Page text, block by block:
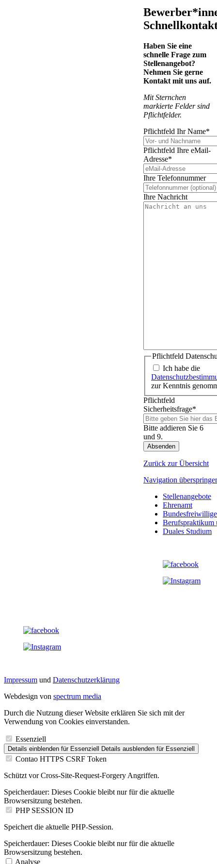
Haben Sie eine
schnelle Frage zum
Stellenangebot?
Nehmen Sie gerne
Kontakt mit uns auf.
Mit Sternchen
markierte Felder sind
Pflichtfelder.
Pflichtfeld Ihr Name*
Pflichtfeld Ihre eMail-
Adresse*
Ihre Telefonnummer
Ihre Nachricht
Pflichtfeld
Ich habe die
zur Kenntnis
Pflichtfeld
Sicherheitsfrage*
Bitte addieren Sie 6
und 9.
Absenden
Zurück zur Übersicht
Navigation
Stellenangebote
Ehrenamt
Berufspraktikum
Duales Studium
Impressum und Datenschutzerklärung
Webdesign von spectrum media
Durch die Nutzung dieser Website erklären Sie sich mit der
Verwendung von Cookies einverstanden.
Essenziell
Details einblenden für Essenziell Details ausblenden für Essenziell
Contao HTTPS CSRF Token
Schützt vor Cross-Site-Request-Forgery Angriffen.
Speicherdauer: Dieses Cookie bleibt nur für die aktuelle
Browsersitzung bestehen.
PHP SESSION ID
Speichert die aktuelle PHP-Session.
Speicherdauer: Dieses Cookie bleibt nur für die aktuelle
Browsersitzung bestehen.
Analyse